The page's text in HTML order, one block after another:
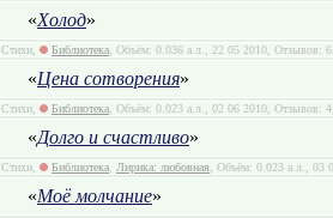
«Холод»
Стихи, Библиотека, Объём: 0.036 а.л., 22 05 2010, Отзывов:
«Цена сотворения»
Стихи, Библиотека, Объём: 0.023 а.л., 02 06 2010, Отзывов:
«Долго и счастливо»
Стихи, Библиотека, Лирика: любовная, Объём: 0.023 а.л., 03
«Моё молчание»